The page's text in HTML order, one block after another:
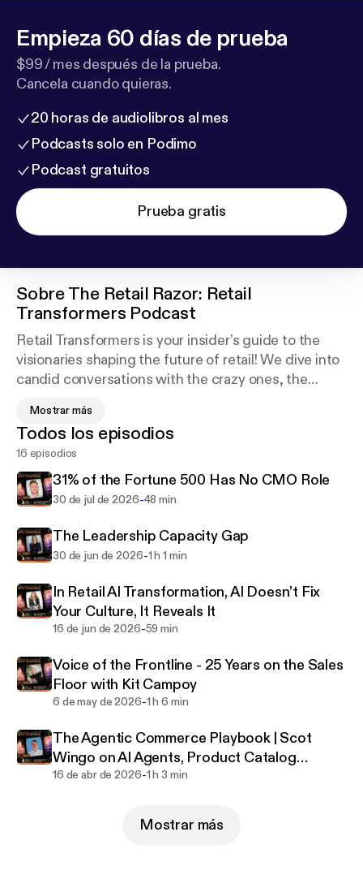
Empieza 60 días de prueba
$99 / mes después de la prueba.
Cancela cuando quieras.
20 horas de audiolibros al mes
Podcasts solo en Podimo
Podcast gratuitos
Prueba gratis
SobreThe Retail Razor: Retail
Transformers Podcast
Retail Transformers is your insider’s guide to the
visionaries shaping the future of retail! We dive into
candid conversations with the crazy ones, the
real transformation in retail. Whether they’re
redefining the shopping experience, revolutionizing
supply chains, enabling AI for frontline retail store
teams, or championing the next era of agentic
commerce, these change makers are
If you're passionate about innovation, leadership, &
podcast for you.
Stay Sharp. Be Bold. Transform Retail.
Subscribe today:
Retail Razor Podcast Network.
Newsletter:
https://retailrazor.substack.com
YouTube channel: https://go.retailrazor.com/utube
https://go.retailrazor.com/Bluesky
Mostrar más
Todos los episodios
16 episodios
31% of the Fortune 500 Has No CMO Role
30 de jul de 2026-48 min
The Leadership Capacity Gap
30 de jun de 2026-1 h 1 min
In Retail AI Transformation, AI Doesn’t Fix
Your Culture, It Reveals It
16 de jun de 2026-59 min
Voice of the Frontline - 25 Years on the Sales
Floor with Kit Campoy
6 de may de 2026-1 h 6 min
The Agentic Commerce Playbook | Scot
Wingo on AI Agents, Product Catalog
Strategy & the Future of Retail
16 de abr de 2026-1 h 3 min
Mostrar más